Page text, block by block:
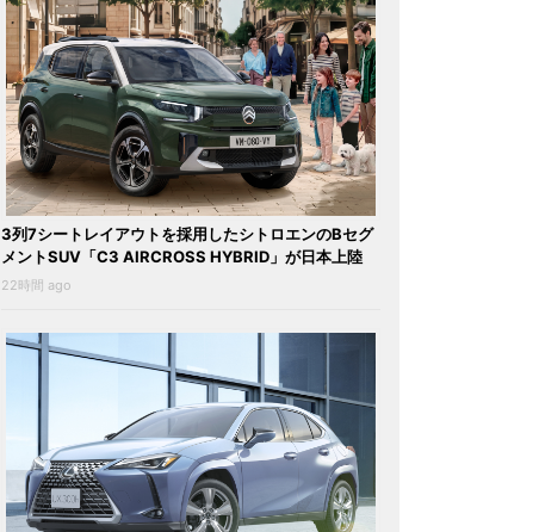
3列7シートレイアウトを採用したシトロエンのBセグ
メントSUV「C3 AIRCROSS HYBRID」が日本上陸
22時間 ago